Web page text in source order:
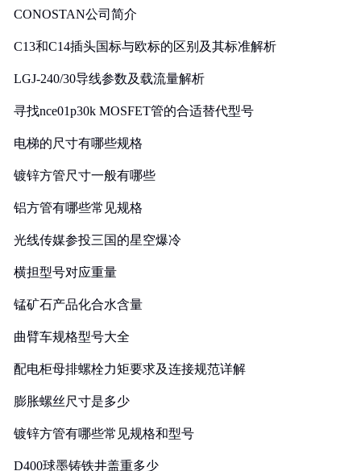
CONOSTAN公司简介
C13和C14插头国标与欧标的区别及其标准解析
LGJ-240/30导线参数及载流量解析
寻找nce01p30k MOSFET管的合适替代型号
电梯的尺寸有哪些规格
镀锌方管尺寸一般有哪些
铝方管有哪些常见规格
光线传媒参投三国的星空爆冷
横担型号对应重量
锰矿石产品化合水含量
曲臂车规格型号大全
配电柜母排螺栓力矩要求及连接规范详解
膨胀螺丝尺寸是多少
镀锌方管有哪些常见规格和型号
D400球墨铸铁井盖重多少